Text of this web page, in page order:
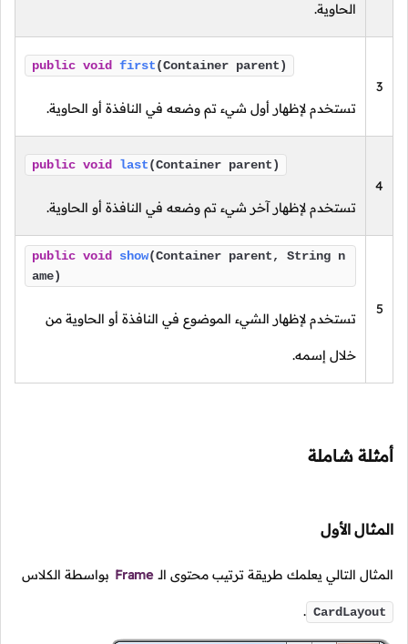
الحاوية.
3
public void first(Container parent)
تستخدم لإظهار أول شيء تم وضعه في النافذة أو الحاوية.
4
public void last(Container parent)
تستخدم لإظهار آخر شيء تم وضعه في النافذة أو الحاوية.
5
public void show(Container parent, String n
ame)
تستخدم لإظهار الشيء الموضوع في النافذة أو الحاوية من
خلال إسمه.
أمثلة شاملة
المثال الأول
المثال التالي يعلمك طريقة ترتيب محتوى الـ Frame بواسطة الكلاس
CardLayout
.